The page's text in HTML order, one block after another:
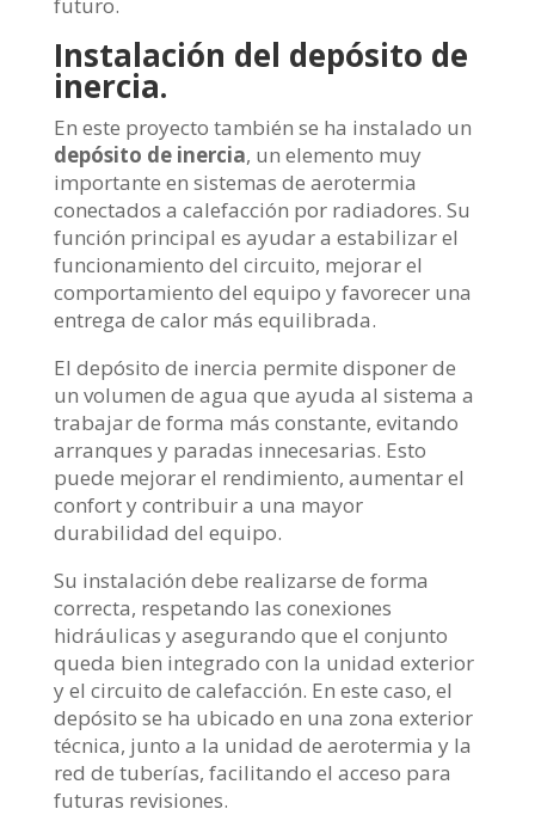
Instalación del depósito de
inercia.
En este proyecto también se ha instalado un
depósito de inercia, un elemento muy
importante en sistemas de aerotermia
conectados a calefacción por radiadores. Su
función principal es ayudar a estabilizar el
funcionamiento del circuito, mejorar el
comportamiento del equipo y favorecer una
entrega de calor más equilibrada.
El depósito de inercia permite disponer de
un volumen de agua que ayuda al sistema a
trabajar de forma más constante, evitando
arranques y paradas innecesarias. Esto
puede mejorar el rendimiento, aumentar el
confort y contribuir a una mayor
durabilidad del equipo.
Su instalación debe realizarse de forma
correcta, respetando las conexiones
hidráulicas y asegurando que el conjunto
queda bien integrado con la unidad exterior
y el circuito de calefacción. En este caso, el
depósito se ha ubicado en una zona exterior
técnica, junto a la unidad de aerotermia y la
red de tuberías, facilitando el acceso para
futuras revisiones.